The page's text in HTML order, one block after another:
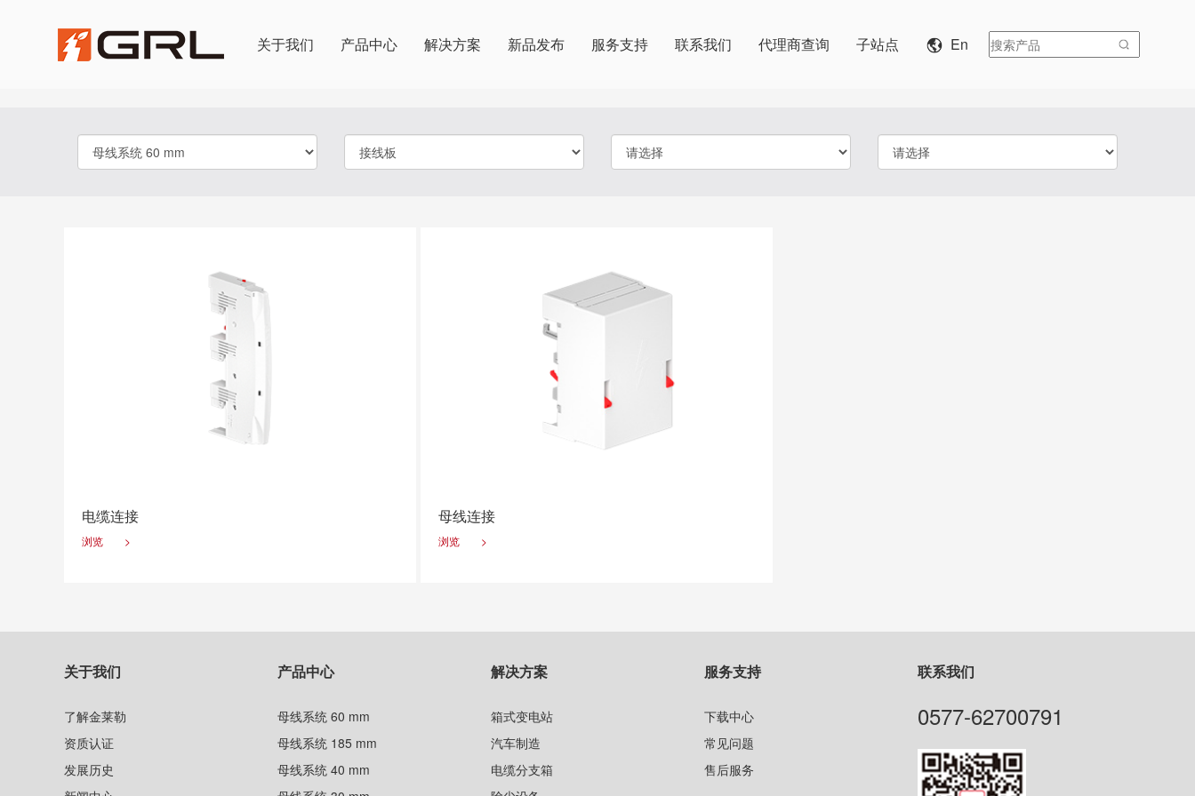
关于我们 产品中心 解决方案 新品发布 服务支持 联系我们 代理商查询 子站点 En
产品选择
电缆连接
浏览 >
母线连接
浏览 >
关于我们
了解金莱勒
资质认证
发展历史
产品中心
母线系统 60 mm
母线系统 185 mm
母线系统 40 mm
解决方案
箱式变电站
汽车制造
电缆分支箱
服务支持
下载中心
常见问题
售后服务
联系我们
0577-62700791